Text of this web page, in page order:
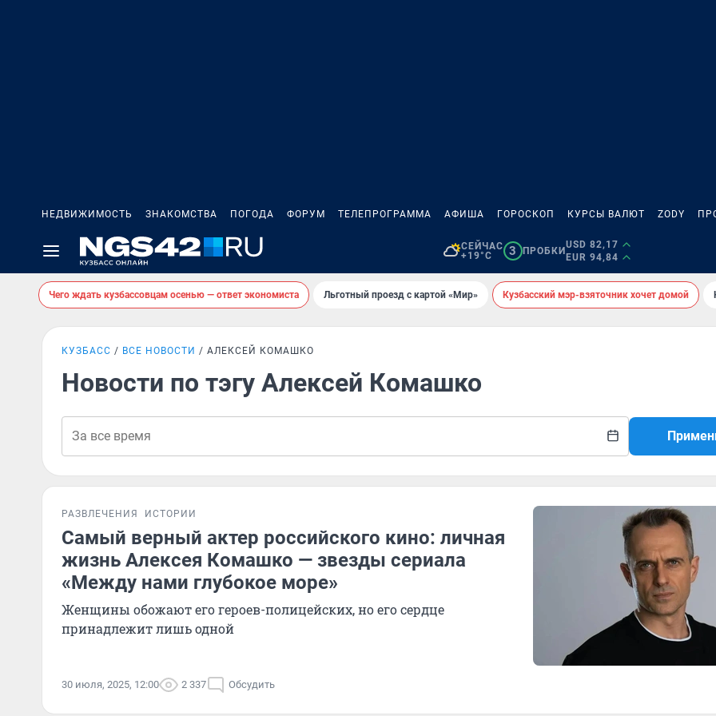
НЕДВИЖИМОСТЬ ЗНАКОМСТВА ПОГОДА ФОРУМ ТЕЛЕПРОГРАММА АФИША ГОРОСКОП КУРСЫ ВАЛЮТ ZODY
СЕЙЧАС
+19°C
3 ПРОБКИ
USD 82,17
EUR 94,84
Чего ждать кузбассовцам осенью — ответ экономиста Льготный проезд с картой «Мир» Кузбасский мэр-взяточник хочет домой
КУЗБАСС ВСЕ НОВОСТИ АЛЕКСЕЙ КОМАШКО
Новости по тэгу Алексей Комашко
РАЗВЛЕЧЕНИЯ ИСТОРИИ
Самый верный актер российского кино: личная
жизнь Алексея Комашко — звезды сериала
«Между нами глубокое море»
Женщины обожают его героев-полицейских, но его сердце
принадлежит лишь одной
30 июля, 2025, 12:00 2 337 Обсудить